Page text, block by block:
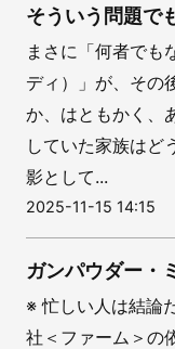
そういう問題で
まさに「何者でも
ディ）」が、その
か、はともかく、
していた家族はど
影として...
2025-11-15 14:15
ガンパウダー・
※ 忙しい人は結論
社＜ファーム＞の